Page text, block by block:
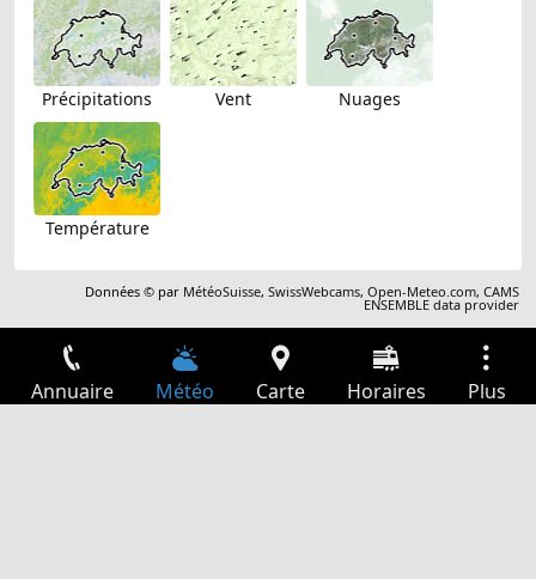
Précipitations Vent Nuages
Température
Données © par MétéoSuisse,SwissWebcams,Open-Meteo.com,CAMS
ENSEMBLE data provider
Annuaire Météo Carte Horaires Plus